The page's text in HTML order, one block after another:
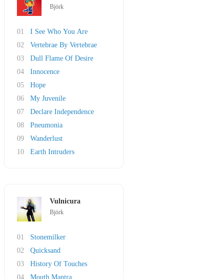
Björk
01
I See Who You Are
02
Vertebrae By Vertebrae
03
Dull Flame Of Desire
04
Innocence
05
Hope
06
My Juvenile
07
Declare Independence
08
Pneumonia
09
Wanderlust
10
Earth Intruders
Vulnicura
Björk
01
Stonemilker
02
Quicksand
03
History Of Touches
04
Mouth Mantra